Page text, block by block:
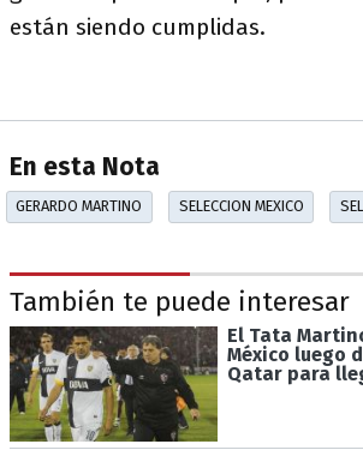
están siendo cumplidas.
En esta Nota
GERARDO MARTINO SELECCION MEXICO
También te puede interesar
El Tata
México luego
Qatar para